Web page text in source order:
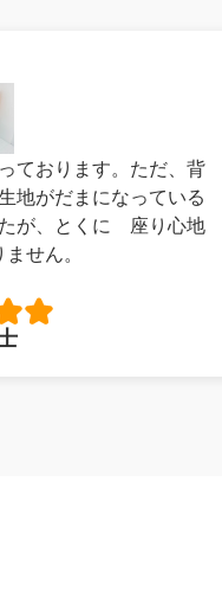
ております。ただ、背
地がだまになっている
が、とくに 座り心地
せん。